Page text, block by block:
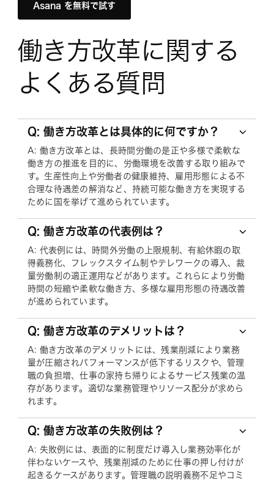
Asana を無料で試す
働き方改革に関する
よくある質問
Q: 働き方改革とは具体的に何ですか？
A: 働き方改革とは、長時間労働の是正や多様で柔軟な
働き方の推進を目的に、労働環境を改善する取り組みで
す。生産性向上や労働者の健康維持、雇用形態による不
合理な待遇差の解消など、持続可能な働き方を実現する
ために国を挙げて進められています。
Q: 働き方改革の代表例は？
A: 代表例には、時間外労働の上限規制、有給休暇の取
得義務化、フレックスタイム制やテレワークの導入、裁
量労働制の適正運用などがあります。これらにより労働
時間の短縮や柔軟な働き方、多様な雇用形態の待遇改善
が進められています。
Q: 働き方改革のデメリットは？
A: 働き方改革のデメリットには、残業削減により業務
量が圧縮されパフォーマンスが低下するリスクや、管理
職の負担増、仕事の家持ち帰りによるサービス残業の温
存があります。適切な業務管理やリソース配分が求めら
れます。
Q: 働き方改革の失敗例は？
A: 失敗例には、表面的に制度だけ導入し業務効率化が
伴わないケースや、残業削減のために仕事の押し付けが
起きるケースがあります。管理職の説明義務不足やコミ